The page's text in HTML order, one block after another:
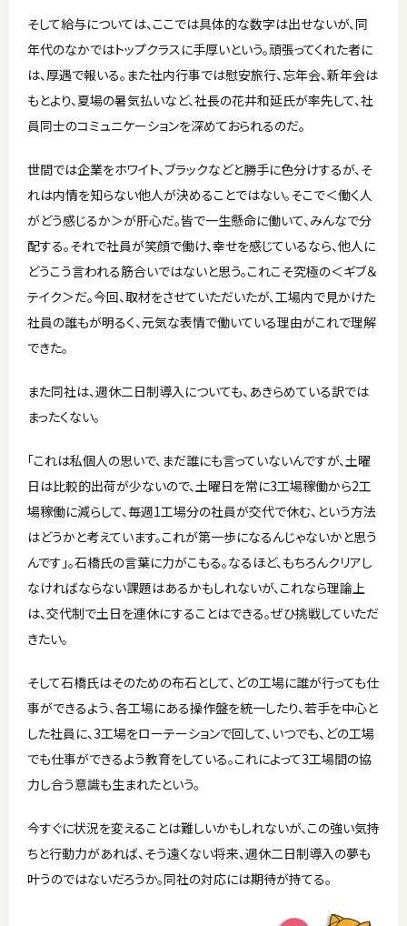
そして給与については、ここでは具体的な数字は出せないが、同
年代のなかではトップクラスに手厚いという。頑張ってくれた者に
は、厚遇で報いる。また社内行事では慰安旅行、忘年会、新年会は
もとより、夏場の暑気払いなど、社長の花井和延氏が率先して、社
員同士のコミュニケーションを深めておられるのだ。
世間では企業をホワイト、ブラックなどと勝手に色分けするが、そ
れは内情を知らない他人が決めることではない。そこで＜働く人
がどう感じるか＞が肝心だ。皆で一生懸命に働いて、みんなで分
配する。それで社員が笑顔で働け、幸せを感じているなら、他人に
どうこう言われる筋合いではないと思う。これこそ究極の＜ギブ＆
テイク＞だ。今回、取材をさせていただいたが、工場内で見かけた
社員の誰もが明るく、元気な表情で働いている理由がこれで理解
できた。
また同社は、週休二日制導入についても、あきらめている訳では
まったくない。
「これは私個人の思いで、まだ誰にも言っていないんですが、土曜
日は比較的出荷が少ないので、土曜日を常に3工場稼働から2工
場稼働に減らして、毎週1工場分の社員が交代で休む、という方法
はどうかと考えています。これが第一歩になるんじゃないかと思う
んです」。石橋氏の言葉に力がこもる。なるほど、もちろんクリアし
なければならない課題はあるかもしれないが、これなら理論上
は、交代制で土日を連休にすることはできる。ぜひ挑戦していただ
きたい。
そして石橋氏はそのための布石として、どの工場に誰が行っても仕
事ができるよう、各工場にある操作盤を統一したり、若手を中心と
した社員に、3工場をローテーションで回して、いつでも、どの工場
でも仕事ができるよう教育をしている。これによって3工場間の協
力し合う意識も生まれたという。
今すぐに状況を変えることは難しいかもしれないが、この強い気持
ちと行動力があれば、そう遠くない将来、週休二日制導入の夢も
叶うのではないだろうか。同社の対応には期待が持てる。